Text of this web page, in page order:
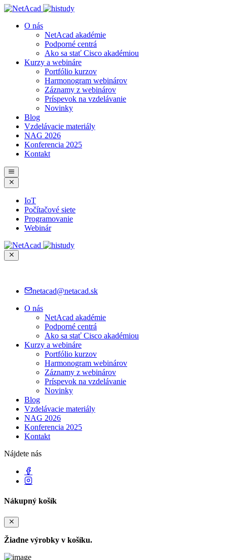
O nás
NetAcad akadémie
Podporné centrá
Ako sa stať Cisco akadémiou
Kurzy a webináre
Portfólio kurzov
Harmonogram webinárov
Záznamy z webinárov
Príspevok na vzdelávanie
Novinky
Blog
Vzdelávacie materiály
NAG 2026
Konferencia 2025
Kontakt
IoT
Počítačové siete
Programovanie
Webinár
netacad@netacad.sk
O nás
NetAcad akadémie
Podporné centrá
Ako sa stať Cisco akadémiou
Kurzy a webináre
Portfólio kurzov
Harmonogram webinárov
Záznamy z webinárov
Príspevok na vzdelávanie
Novinky
Blog
Vzdelávacie materiály
NAG 2026
Konferencia 2025
Kontakt
Nájdete nás
Nákupný košík
Žiadne výrobky v košíku.